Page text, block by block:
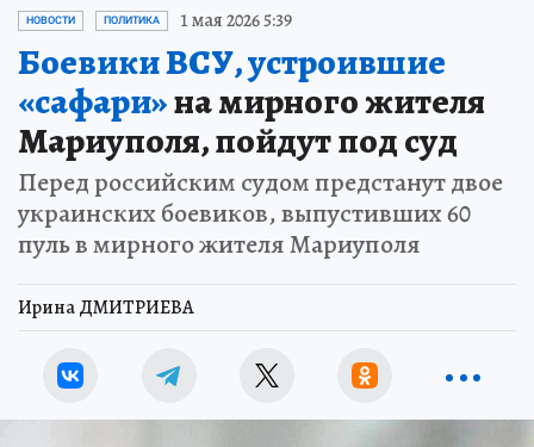
НОВОСТИ ПОЛИТИКА 1 мая 2026 5:39
Боевики ВСУ, устроившие
«сафари»на мирного жителя
Мариуполя, пойдут под суд
Перед российским судом предстанут двое
украинских боевиков, выпустивших 60
пуль в мирного жителя Мариуполя
Ирина ДМИТРИЕВА